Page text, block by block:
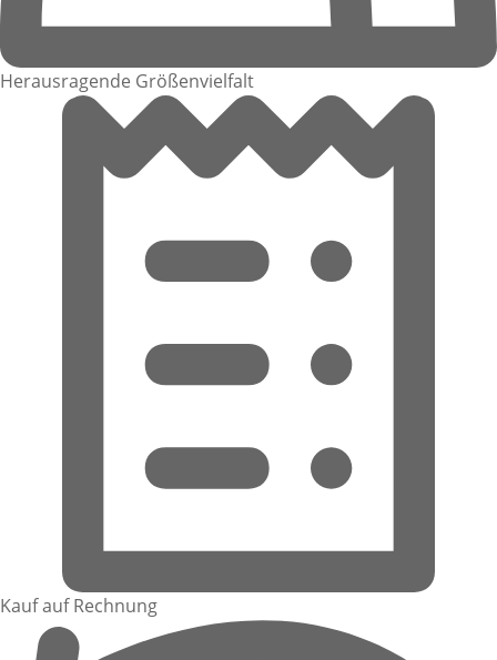
Herausragende Größenvielfalt
Kauf auf Rechnung